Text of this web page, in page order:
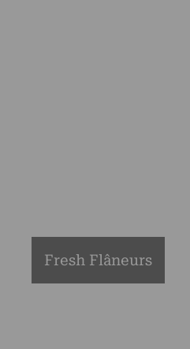
Fresh Flâneurs